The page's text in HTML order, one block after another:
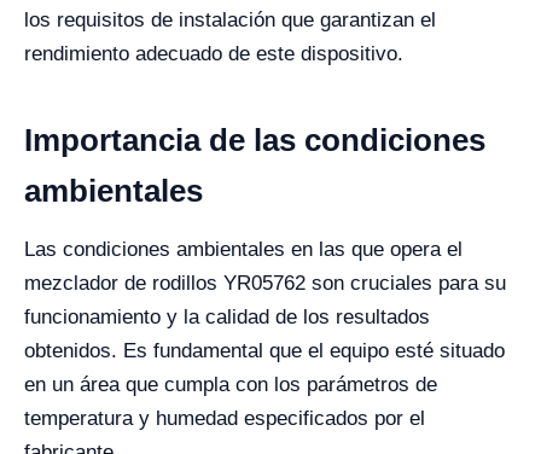
los requisitos de instalación que garantizan el
rendimiento adecuado de este dispositivo.
Importancia de las condiciones
ambientales
Las condiciones ambientales en las que opera el
mezclador de rodillos YR05762 son cruciales para su
funcionamiento y la calidad de los resultados
obtenidos. Es fundamental que el equipo esté situado
en un área que cumpla con los parámetros de
temperatura y humedad especificados por el